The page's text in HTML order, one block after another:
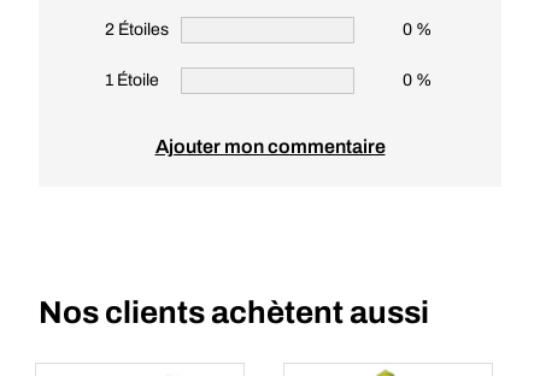
2 Étoiles 0 %
1 Étoile 0 %
Ajouter mon commentaire
Nos clients achètent aussi